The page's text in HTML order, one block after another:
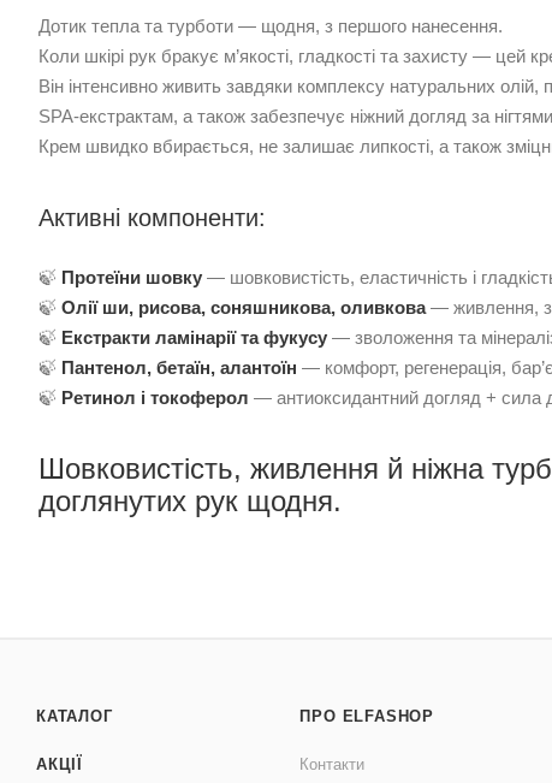
Дотик тепла та турботи — щодня, з першого нанесення.
Коли шкірі рук бракує м’якості, гладкості та захисту — цей
Він інтенсивно живить завдяки комплексу натуральних
SPA-екстрактам, а також забезпечує ніжний догляд за
Крем швидко вбирається, не залишає липкості, а також
Активні компоненти:
🍃 Протеїни шовку — шовковистість, еластичність і
🍃 Олії ши, рисова, соняшникова, оливкова— живлення,
🍃 Екстракти ламінарії та фукусу — зволоження та
🍃 Пантенол, бетаїн, алантоїн — комфорт, регенерація,
🍃 Ретинол і токоферол — антиоксидантний догляд + сила
Шовковистість, живлення й ніжна
доглянутих рук щодня.
КАТАЛОГ
АКЦІЇ
ПРО ELFASHOP
Контакти